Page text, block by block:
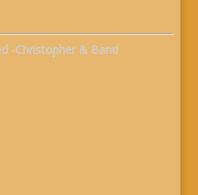
-Christopher & Band